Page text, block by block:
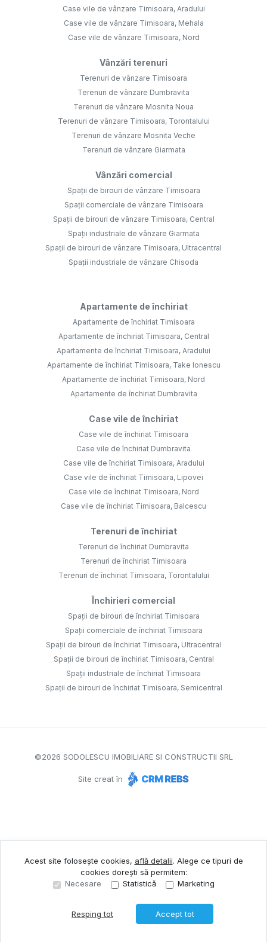
Case vile de vânzare Timisoara, Aradului
Case vile de vânzare Timisoara, Mehala
Case vile de vânzare Timisoara, Nord
Vânzări terenuri
Terenuri de vânzare Timisoara
Terenuri de vânzare Dumbravita
Terenuri de vânzare Mosnita Noua
Terenuri de vânzare Timisoara, Torontalului
Terenuri de vânzare Mosnita Veche
Terenuri de vânzare Giarmata
Vânzări comercial
Spații de birouri de vânzare Timisoara
Spații comerciale de vânzare Timisoara
Spații de birouri de vânzare Timisoara, Central
Spații industriale de vânzare Giarmata
Spații de birouri de vânzare Timisoara, Ultracentral
Spații industriale de vânzare Chisoda
Apartamente de închiriat
Apartamente de închiriat Timisoara
Apartamente de închiriat Timisoara, Central
Apartamente de închiriat Timisoara, Aradului
Apartamente de închiriat Timisoara, Take Ionescu
Apartamente de închiriat Timisoara, Nord
Apartamente de închiriat Dumbravita
Case vile de închiriat
Case vile de închiriat Timisoara
Case vile de închiriat Dumbravita
Case vile de închiriat Timisoara, Aradului
Case vile de închiriat Timisoara, Lipovei
Case vile de închiriat Timisoara, Nord
Case vile de închiriat Timisoara, Balcescu
Terenuri de închiriat
Terenuri de închiriat Dumbravita
Terenuri de închiriat Timisoara
Terenuri de închiriat Timisoara, Torontalului
Închirieri comercial
Spații de birouri de închiriat Timisoara
Spații comerciale de închiriat Timisoara
Spații de birouri de închiriat Timisoara, Ultracentral
Spații de birouri de închiriat Timisoara, Central
Spații industriale de închiriat Timisoara
Spații de birouri de închiriat Timisoara, Semicentral
©2026 SODOLESCU IMOBILIARE SI CONSTRUCTII SRL
Site creat în
Acest site folosește cookies, află detalii. Alege ce tipuri de
cookies dorești să permitem:
Necesare
Statistică Marketing
Resping tot Accept tot